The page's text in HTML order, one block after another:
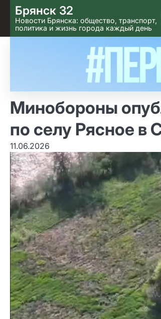
Skip
to content
Брянск 32
Новости Брянска: общество, транспорт,
политика и жизнь города каждый день
Минобороны
по селу Рясное в
11.06.2026